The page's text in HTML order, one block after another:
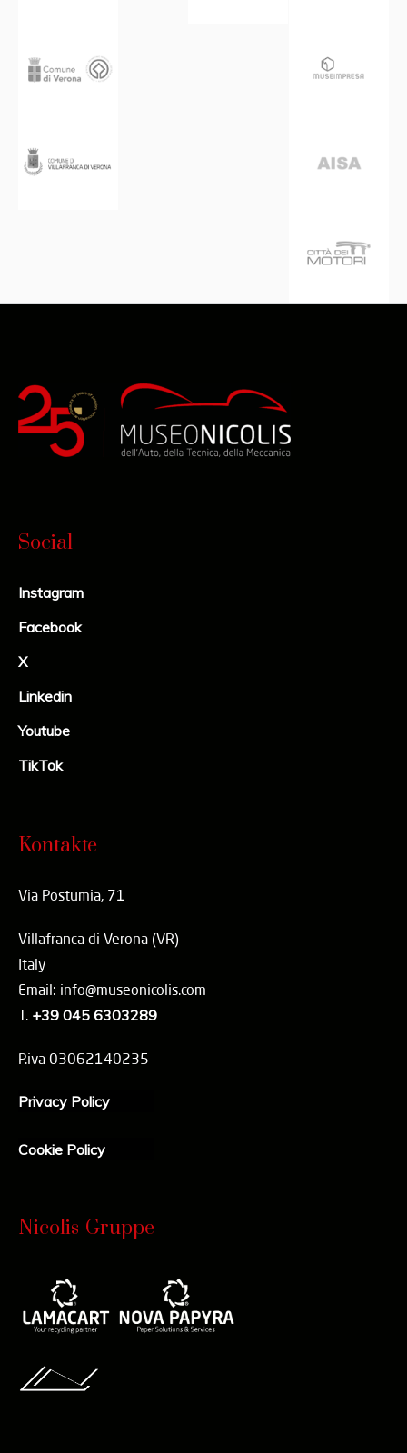
Social
Instagram
Facebook
X
Linkedin
Youtube
TikTok
Kontakte
Via Postumia, 71
Villafranca di Verona (VR)
Italy
Email: info@museonicolis.com
T. +39 045 6303289
P.iva 03062140235
Privacy Policy
Cookie Policy
Nicolis-Gruppe